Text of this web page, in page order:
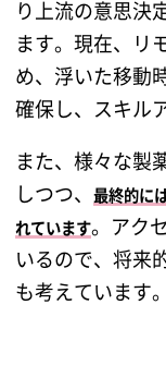
り上流の意思決
ます。現在、リ
め、浮いた移動
確保し、スキル
また、様々な製
しつつ、最終的に
れています。アク
いるので、将来
も考えています。